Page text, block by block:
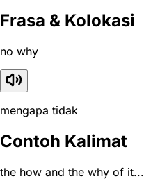
Frasa & Kolokasi
no why
mengapa tidak
Contoh Kalimat
the how and the why of it...